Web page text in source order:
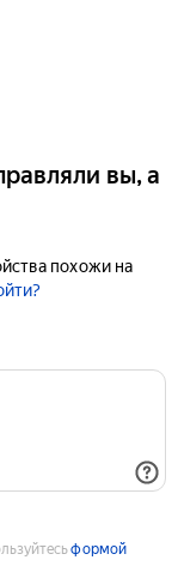
вы, а
похожи на
формой